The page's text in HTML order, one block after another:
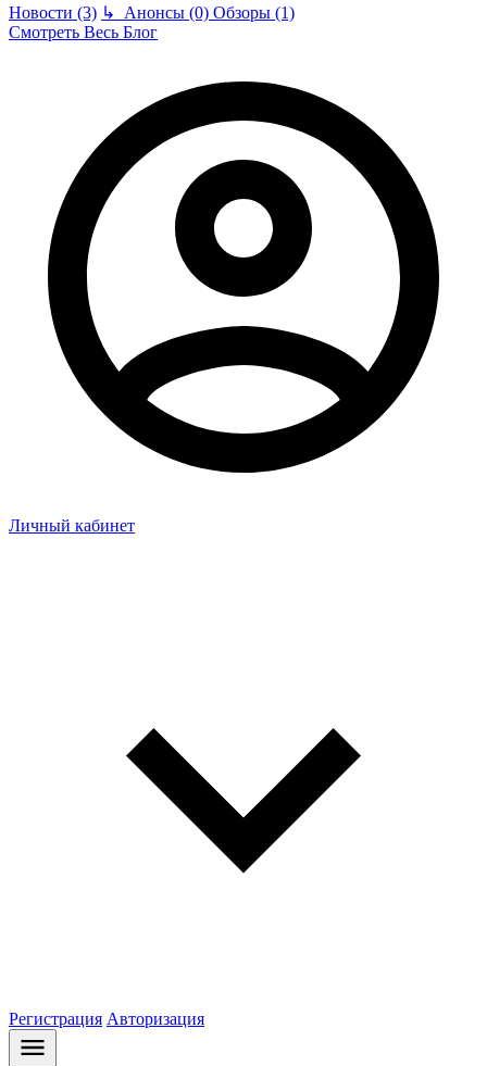
Новости (3) ↳ Анонсы (0) Обзоры (1)
Смотреть Весь Блог
Личный кабинет
Регистрация Авторизация